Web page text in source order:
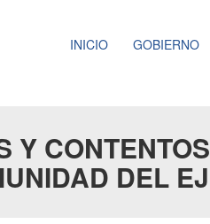
INICIO GOBIERNO
Y
DEL